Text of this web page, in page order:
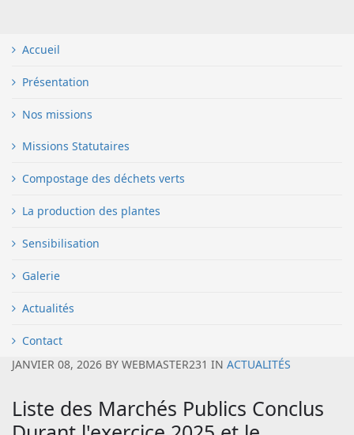
Accueil
Présentation
Nos missions
Missions Statutaires
Compostage des déchets verts
La production des plantes
Sensibilisation
Galerie
Actualités
Contact
JANVIER 08, 2026 BY WEBMASTER231 IN ACTUALITÉS
Liste des Marchés Publics Conclus